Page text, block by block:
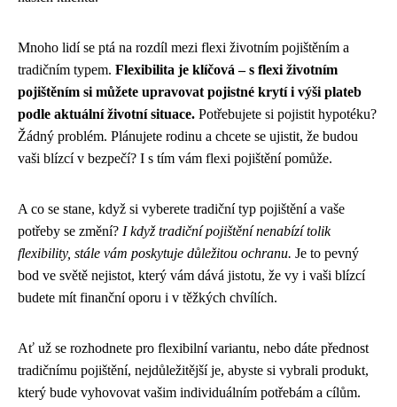
Mnoho lidí se ptá na rozdíl mezi flexi životním pojištěním a
tradičním typem. Flexibilita je klíčová – s flexi životním
pojištěním si můžete upravovat pojistné krytí i výši plateb
podle aktuální životní situace. Potřebujete si pojistit hypotéku?
Žádný problém. Plánujete rodinu a chcete se ujistit, že budou
vaši blízcí v bezpečí? I s tím vám flexi pojištění pomůže.
A co se stane, když si vyberete tradiční typ pojištění a vaše
potřeby se změní? I když tradiční pojištění nenabízí tolik
flexibility, stále vám poskytuje důležitou ochranu. Je to pevný
bod ve světě nejistot, který vám dává jistotu, že vy i vaši blízcí
budete mít finanční oporu i v těžkých chvílích.
Ať už se rozhodnete pro flexibilní variantu, nebo dáte přednost
tradičnímu pojištění, nejdůležitější je, abyste si vybrali produkt,
který bude vyhovovat vašim individuálním potřebám a cílům.